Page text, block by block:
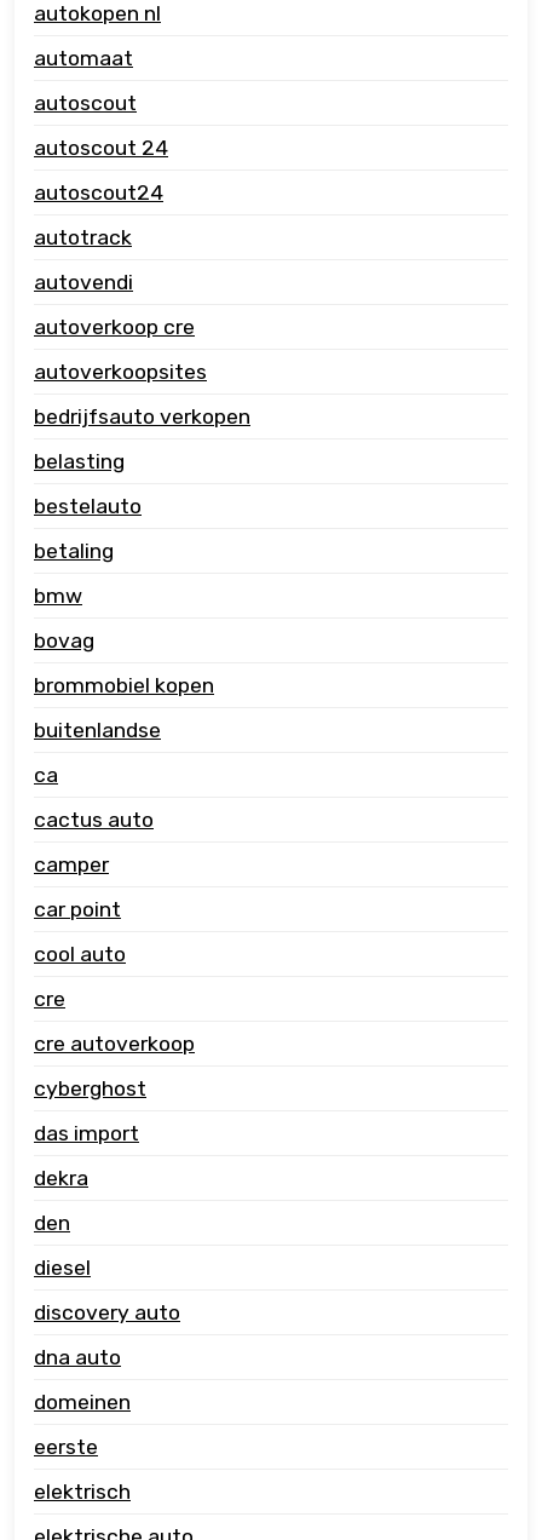
autokopen nl
automaat
autoscout
autoscout 24
autoscout24
autotrack
autovendi
autoverkoop cre
autoverkoopsites
bedrijfsauto verkopen
belasting
bestelauto
betaling
bmw
bovag
brommobiel kopen
buitenlandse
ca
cactus auto
camper
car point
cool auto
cre
cre autoverkoop
cyberghost
das import
dekra
den
diesel
discovery auto
dna auto
domeinen
eerste
elektrisch